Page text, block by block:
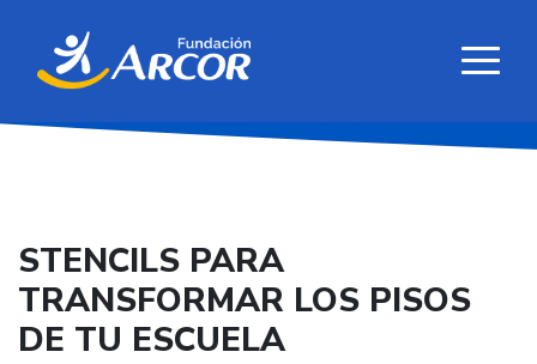
STENCILS PARA
TRANSFORMAR LOS PISOS
DE TU ESCUELA